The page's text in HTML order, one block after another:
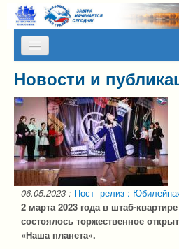
Skip to content
Skip to navigation
О НАС
КАЛЕНДАРЬ МЕРОПРИЯТИЙ
ПРЕСС-СЛУЖБА
АЛЬМАНАХ МИР
ПРОГРАММЫ НА КАНИКУЛЫ
ОТЗЫВЫ
ФОТОГАЛЕРЕИ
Новости и
06.05.2023 : Пост- релиз :
2 марта 2023 года в штаб-
состоялось торжественное
«Наша планета».